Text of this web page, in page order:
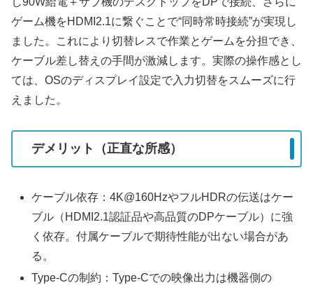
ゲーム機をHDMI2.1に繋ぐことで“同時常時接続”が実現し
ました。これにより切替レスで作業とゲームを分担でき、
ケーブル差し替えの手間が激減します。実際の操作感とし
ては、OSのディスプレイ設定で入力切替をスムーズに行
えました。
デメリット（正直な所感）
ケーブル依存：4K@160HzやフルHDRの伝送はケー
ブル（HDMI2.1認証品や高品質のDPケーブル）に強
く依存。付属ケーブルで期待性能が出ない場合があ
る。
Type-Cの制約：Type-Cでの映像出力は機器側の